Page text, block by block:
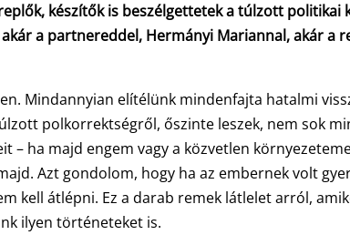
készítők is beszélgettetek a túlzott politikai
a partnereddel, Hermányi Mariannal, akár a
Mindannyian elítélünk mindenfajta hatalmi
polkorrektségről, őszinte leszek, nem sok
– ha majd engem vagy a közvetlen
Azt gondolom, hogy ha az embernek volt
kell átlépni. Ez a darab remek látlelet arról,
ilyen történeteket is.